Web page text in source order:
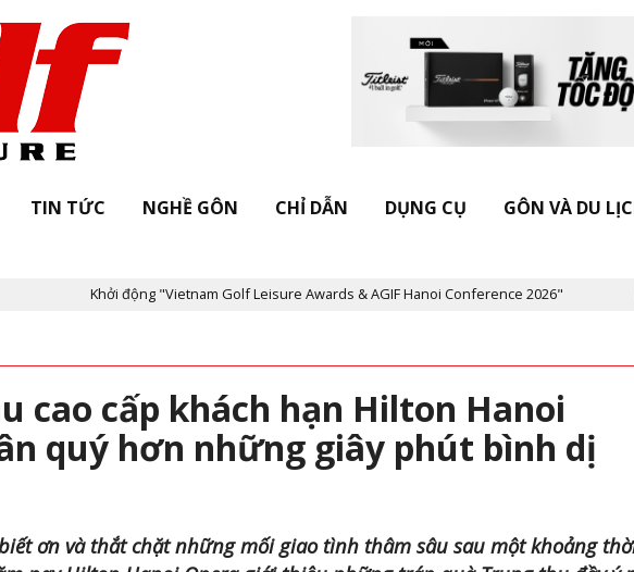
TIN TỨC NGHỀ GÔN CHỈ DẪN DỤNG CỤ GÔN VÀ DU
Khởi động "Vietnam Golf Leisure Awards & AGIF Hanoi Conference 2026" Kỷ niệm 20
cao cấp khách hạn Hilton Hanoi
quý hơn những giây phút bình dị
ơn và thắt chặt những mối giao tình thâm sâu sau một khoảng